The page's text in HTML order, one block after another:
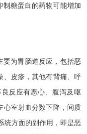
制糖蛋白的药物可能增加
要为胃肠道反应，包括恶
、皮疹，其他有背痛、呼
反应有恶心、腹泻及呕
心室射血分数下降，间质
统方面的副作用，即是恶